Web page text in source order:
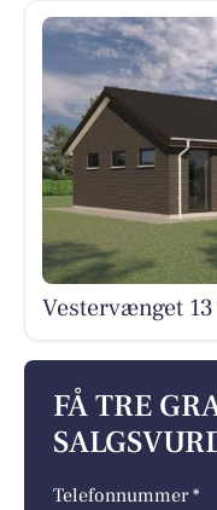
Vestervænget
FÅ TRE
Telefonnummer *